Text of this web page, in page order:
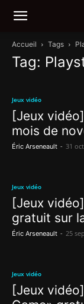
Accueil Tags
Tag:
Jeux vidéo
[Jeux
mois de
Éric Arseneault - 31
Jeux vidéo
[Jeux
gratuit sur
Éric Arseneault - 25
Jeux vidéo
[Jeux